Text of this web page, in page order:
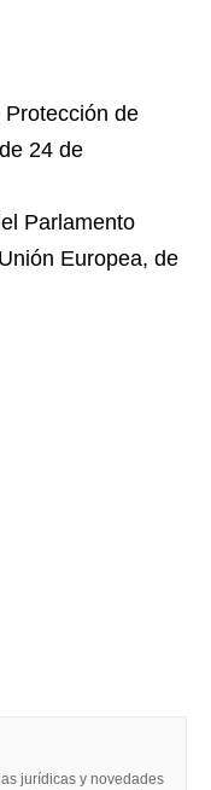
de
24 de
Parlamento
Europea, de
jurídicas y novedades